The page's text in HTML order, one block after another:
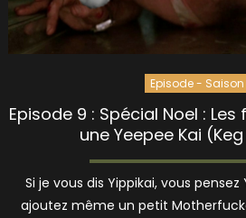
Episode - Saison
Episode 9 : Spécial Noel :
une Yeepee Kai
Si je vous dis Yippikai, vous
ajoutez même un petit